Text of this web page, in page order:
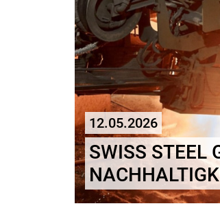
12.05.2026
SWISS STEEL